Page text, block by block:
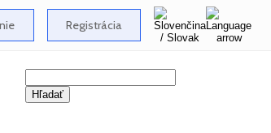
Registrácia